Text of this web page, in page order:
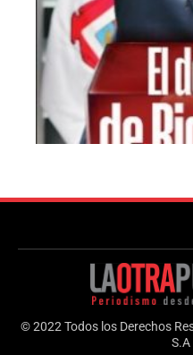
© 2022 Todos los Derechos
S.A